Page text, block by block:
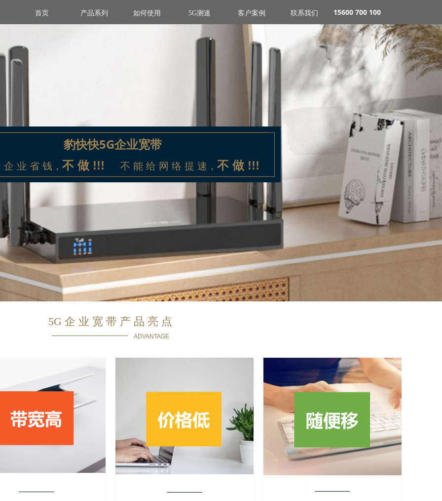
首页 产品系列 如何使用 5G测速 客户案例 联系我们 15600 700 100
5G 企 业 宽 带 产 品 亮 点
———————
ADVANTAGE
豹快快5G企业宽带
业 省 钱， 不 做 !!! 不 能 给 网 络 提 速， 不 做 !!!